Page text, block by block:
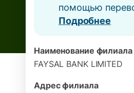
помощью
Подробнее
Наименование филиала
FAYSAL BANK LIMITED
Адрес филиала